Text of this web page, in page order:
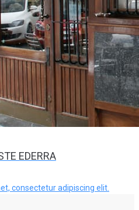
EDERRA
consectetur adipiscing elit.